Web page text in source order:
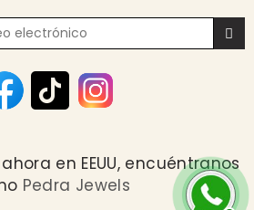
ahora en EEUU, encuéntranos
Pedra Jewels